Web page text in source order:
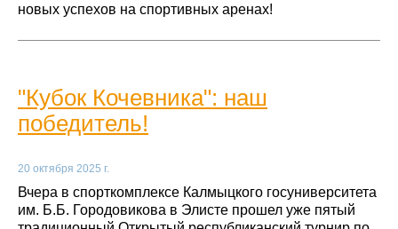
новых успехов на спортивных аренах!
"Кубок Кочевника": наш
победитель!
20 октября 2025 г.
Вчера в спорткомплексе Калмыцкого госуниверситета
им. Б.Б. Городовикова в Элисте прошел уже пятый